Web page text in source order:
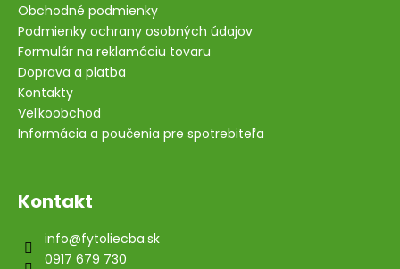
Obchodné podmienky
Podmienky ochrany osobných údajov
Formulár na reklamáciu tovaru
Doprava a platba
Kontakty
Veľkoobchod
Informácia a poučenia pre spotrebiteľa
Kontakt
info@fytoliecba.sk
0917 679 730